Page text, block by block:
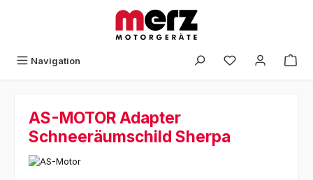
Navigation
AS-MOTOR Adapter
Schneeräumschild Sherpa